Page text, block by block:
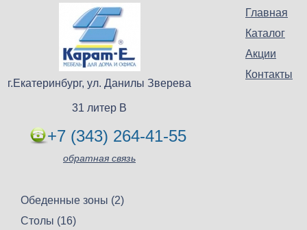
Главная
Каталог
Акции
Контакты
г.Екатеринбург, ул. Данилы Зверева
31 литер В
+7 (343) 264-41-55
обратная связь
Обеденные зоны (2)
Столы (16)